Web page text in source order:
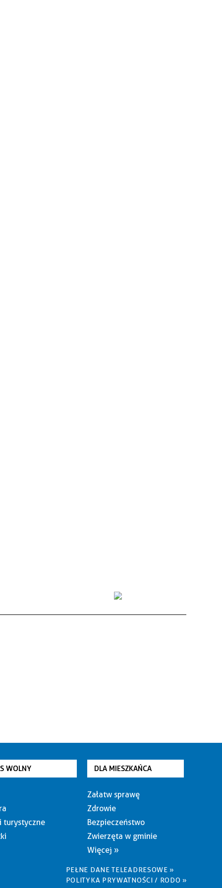
WOLNY
turystyczne
DLA MIESZKAŃCA
Załatw sprawę
Zdrowie
Bezpieczeństwo
Zwierzęta w gminie
Więcej »
PEŁNE DANE TELEADRESOWE »
POLITYKA PRYWATNOŚCI / RODO »